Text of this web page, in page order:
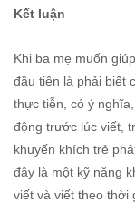
Kết luận
Khi ba mẹ muốn
đầu tiên là phải biết
thực tiễn, có ý
động trước lúc viết,
khuyến khích trẻ
đây là một kỹ năng
viết và viết theo thời